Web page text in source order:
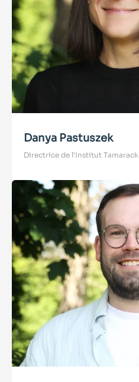
Danya Pastuszek
Directrice de l'Institut Tamarack